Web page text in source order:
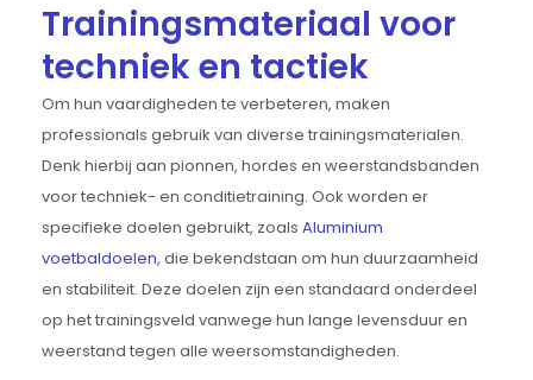
Trainingsmateriaal voor
techniek en tactiek
Om hun vaardigheden te verbeteren, maken
professionals gebruik van diverse trainingsmaterialen.
Denk hierbij aan pionnen, hordes en weerstandsbanden
voor techniek- en conditietraining. Ook worden er
specifieke doelen gebruikt, zoalsAluminium
voetbaldoelen, die bekendstaan om hun duurzaamheid
en stabiliteit. Deze doelen zijn een standaard onderdeel
op het trainingsveld vanwege hun lange levensduur en
weerstand tegen alle weersomstandigheden.